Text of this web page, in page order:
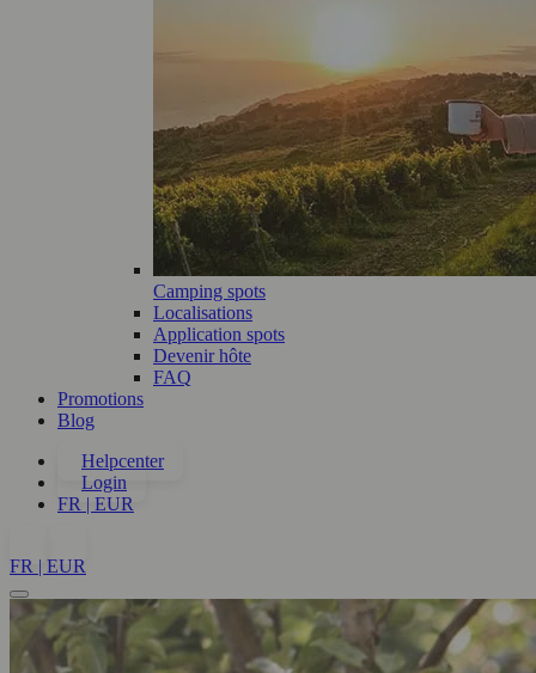
Camping spots
Localisations
Application spots
Devenir hôte
FAQ
Promotions
Blog
Helpcenter
Login
FR | EUR
FR | EUR